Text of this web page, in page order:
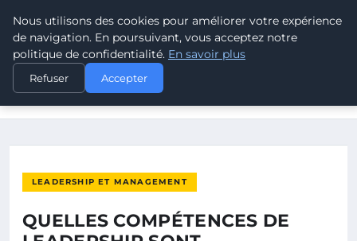
POUVOIR OUVRIER
ACCUEIL
QUELLES COMPÉTENCES DE LEADERSHIP SONT ESSENTIELLES
LEADERSHIP ET MANAGEMENT
QUELLES COMPÉTENCES DE
Nous utilisons des cookies pour améliorer votre expérience
de navigation. En poursuivant, vous acceptez notre
politique de confidentialité. En savoir plus
Refuser Accepter